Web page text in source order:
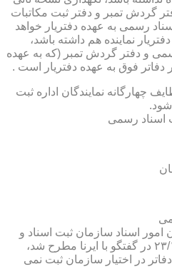
گردش تمبر و دفتر ثبت مكاتبات
دفتر اسناد رسمی به عهده دفتریار خواهد
نماینده هم داشته باشد،
و دفتر گردش تمبر (كه به عهده
دفاتر فوق به عهده دفتریار است .
چهارگانه نمایندگان اداره ثبت
شود.
اسناد سازمان ثبت اسناد و
املاک کشور که در مورخ ۲۳/۱۱/۹۱ در گفتگو با ایرنا مطرح شد،
در اختیار سازمان ثبت نمی